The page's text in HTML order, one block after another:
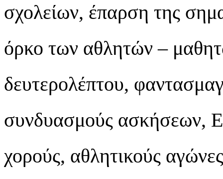
σχολείων, έπαρση της
όρκο των αθλητών –
δευτερολέπτου,
συνδυασμούς ασκήσεων,
χορούς, αθλητικούς